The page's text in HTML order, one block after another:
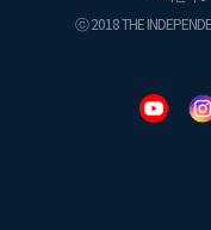
ⓒ 2018 THE